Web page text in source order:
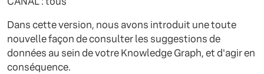
Dans cette version, nous avons introduit une toute
nouvelle façon de consulter les suggestions de
données au sein de votre Knowledge Graph, et d'agir en
conséquence.